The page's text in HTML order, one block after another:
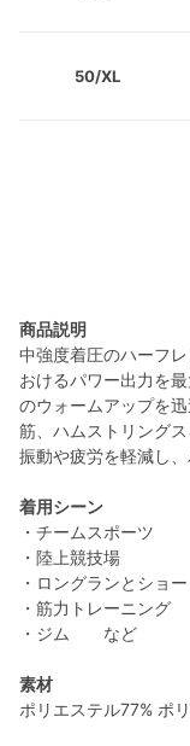
50/XL
商品説明
中強度着圧のハーフ
おけるパワー出力を
のウォームアップを
筋、ハムストリング
振動や疲労を軽減し
着用シーン
・チームスポーツ
・陸上競技場
・ロングランとショ
・筋力トレーニング
・ジム など
素材
ポリエステル77% ポ